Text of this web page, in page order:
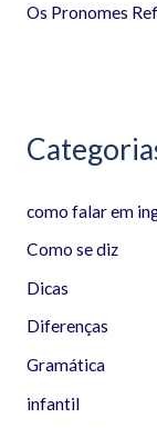
Os Pronomes
como falar em
Como se diz
Dicas
Diferenças
Gramática
infantil